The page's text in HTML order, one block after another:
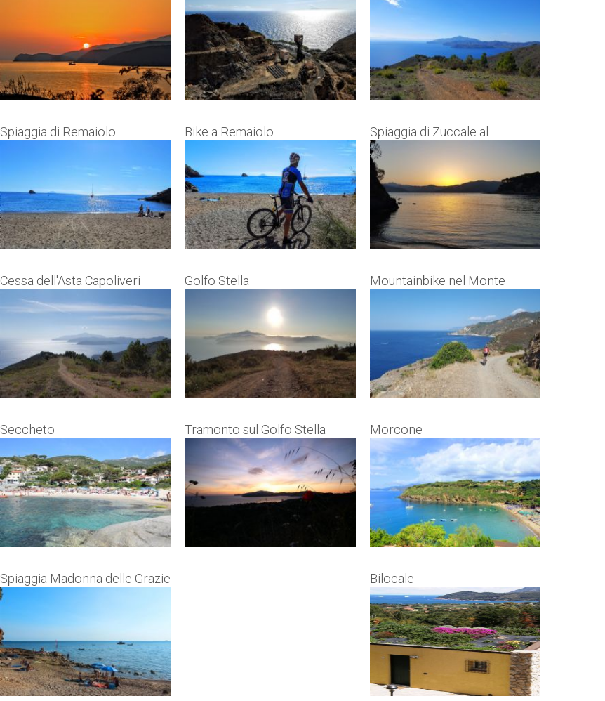
Golfo Stella
Spiaggia di Remaiolo Bike a Remaiolo
Spiaggia di Zuccale al
Tramonto
Cessa dell'Asta Capoliveri
Golfo Stella
Golfo Stella
Mountainbike nel Monte
Seccheto Tramonto sul Golfo Stella Morcone
Spiaggia Madonna delle Grazie Bilocale